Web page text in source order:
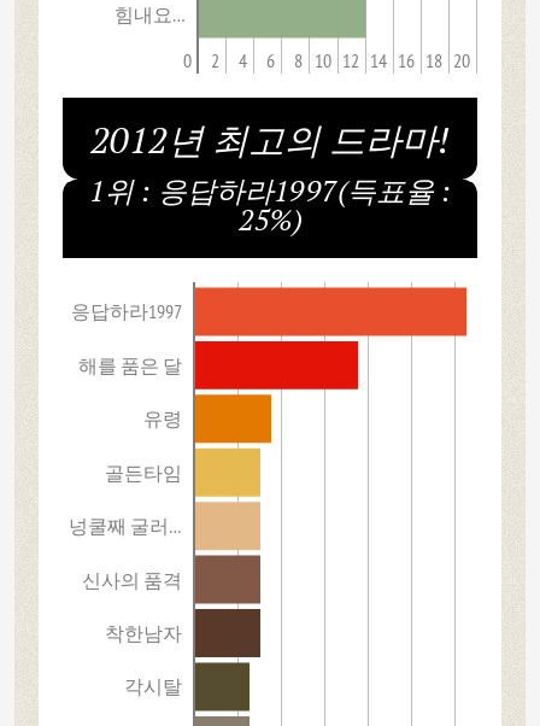
힘내요…
0 2 4 6 8 10 12 14 16 18 20
2012년 최고의 드라마!
1위 : 응답하라1997(득표율 :
25%)
응답하라1997
해를 품은 달
유령
골든타임
넝쿨째 굴러…
신사의 품격
착한남자
각시탈